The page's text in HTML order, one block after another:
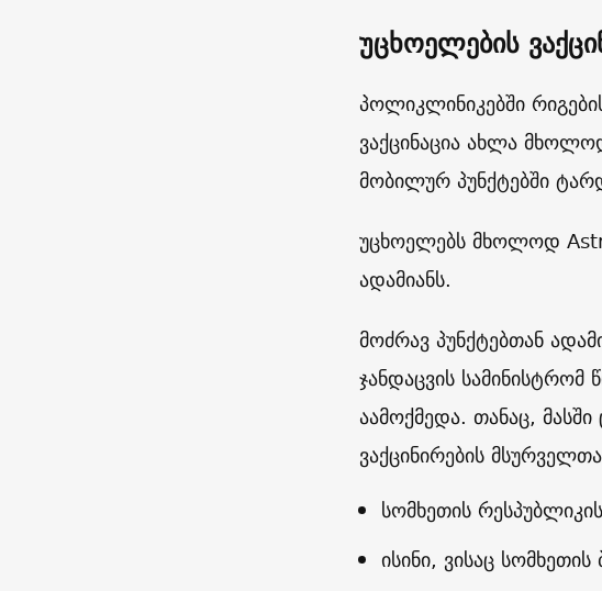
უცხოელების
პოლიკლინიკებში
ვაქცინაცია ახლა
მობილურ პუნქტებში
უცხოელებს მხოლოდ
ადამიანს.
მოძრავ პუნქტებთან
ჯანდაცვის
აამოქმედა. თანაც,
ვაქცინირების
სომხეთის
ისინი, ვისაც